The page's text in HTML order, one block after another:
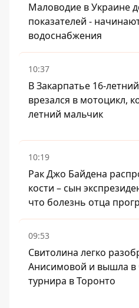
Маловодие в Украине
показателей -
водоснабжения
10:37
В Закарпатье 16-
врезался в мотоцикл,
летний мальчик
10:19
Рак Джо Байдена
кости – сын
что болезнь отца
09:53
Свитолина легко
Анисимовой и вышла в
турнира в Торонто